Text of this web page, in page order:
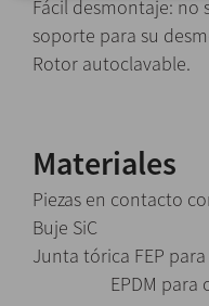
Fácil desmontaje: no
soporte para su
Rotor autoclavable.
Materiales
Piezas en contacto
Buje SiC
Junta tórica FEP
EPDM para